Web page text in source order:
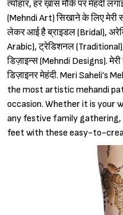
त्योहार, हर ख़ास मौके पर मेहंदी
(Mehndi Art) सिखाने के लिए
लेकर आई है ब्राइडल (Bridal),
Arabic), ट्रेडिशनल
डिज़ाइन्स (Mehndi Designs).
डिज़ाइनर मेहंदी. Meri Saheli’s
the most artistic mehandi
occasion. Whether it is your
any festive family gathering,
feet with these easy-to-